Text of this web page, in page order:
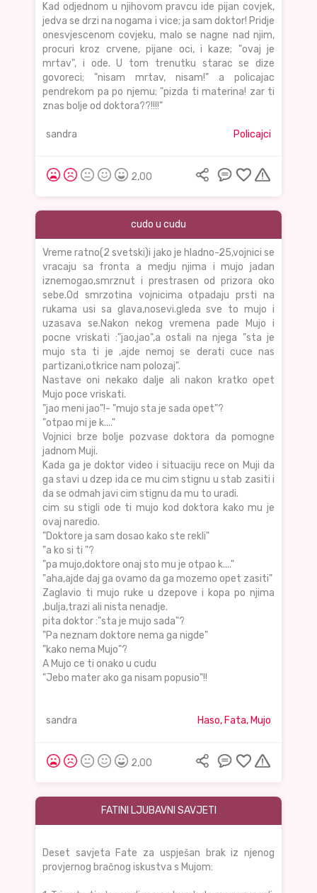
Kad odjednom u njihovom pravcu ide pijan covjek,
jedva se drzi na nogama i vice; ja sam doktor! Pridje
onesvjescenom covjeku, malo se nagne nad njim,
procuri kroz crvene, pijane oci, i kaze; "ovaj je
mrtav", i ode. U tom trenutku starac se dize
govoreci; "nisam mrtav, nisam!" a policajac
pendrekom pa po njemu; "pizda ti materina! zar ti
znas bolje od doktora??!!!!"
sandra Policajci
2,00
cudo u cudu
Vreme ratno(2 svetski)i jako je hladno-25,vojnici se
vracaju sa fronta a medju njima i mujo jadan
iznemogao,smrznut i prestrasen od prizora oko
sebe.Od smrzotina vojnicima otpadaju prsti na
rukama usi sa glava,nosevi.gleda sve to mujo i
uzasava se.Nakon nekog vremena pade Mujo i
pocne vriskati :"jao,jao",a ostali na njega "sta je
mujo sta ti je ,ajde nemoj se derati cuce nas
partizani,otkrice nam polozaj".
Nastave oni nekako dalje ali nakon kratko opet
Mujo poce vriskati.
"jao meni jao"!- "mujo sta je sada opet"?
"otpao mi je k...."
Vojnici brze bolje pozvase doktora da pomogne
jadnom Muji.
Kada ga je doktor video i situaciju rece on Muji da
ga stavi u dzep ida ce mu cim stignu u stab zasiti i
da se odmah javi cim stignu da mu to uradi.
cim su stigli ode ti mujo kod doktora kako mu je
ovaj naredio.
"Doktore ja sam dosao kako ste rekli"
"a ko si ti "?
"pa mujo,doktore onaj sto mu je otpao k...."
"aha,ajde daj ga ovamo da ga mozemo opet zasiti"
Zaglavio ti mujo ruke u dzepove i kopa po njima
,bulja,trazi ali nista nenadje.
pita doktor :"sta je mujo sada"?
"Pa neznam doktore nema ga nigde"
"kako nema Mujo"?
A Mujo ce ti onako u cudu
"Jebo mater ako ga nisam popusio"!!
sandra Haso, Fata, Mujo
2,00
FATINI LJUBAVNI SAVJETI
Deset savjeta Fate za uspješan brak iz njenog
provjernog bračnog iskustva s Mujom: